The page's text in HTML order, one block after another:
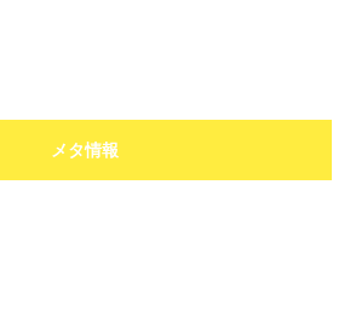
メタ情報